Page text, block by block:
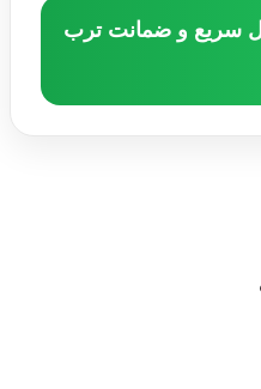
سریع و ضمانت ترب